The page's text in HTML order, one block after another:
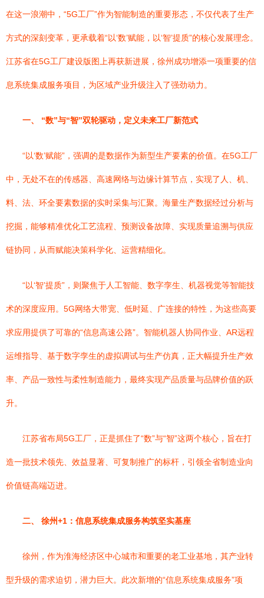
在这一浪潮中，“5G工厂”作为智能制造的重要形态，不仅代表了生产
方式的深刻变革，更承载着“以‘数’赋能，以‘智’提质”的核心发展理念。
江苏省在5G工厂建设版图上再获新进展，徐州成功增添一项重要的信
息系统集成服务项目，为区域产业升级注入了强劲动力。
一、 “数”与“智”双轮驱动，定义未来工厂新范式
“以‘数’赋能”，强调的是数据作为新型生产要素的价值。在5G工厂
中，无处不在的传感器、高速网络与边缘计算节点，实现了人、机、
料、法、环全要素数据的实时采集与汇聚。海量生产数据经过分析与
挖掘，能够精准优化工艺流程、预测设备故障、实现质量追溯与供应
链协同，从而赋能决策科学化、运营精细化。
“以‘智’提质”，则聚焦于人工智能、数字孪生、机器视觉等智能技
术的深度应用。5G网络大带宽、低时延、广连接的特性，为这些高要
求应用提供了可靠的“信息高速公路”。智能机器人协同作业、AR远程
运维指导、基于数字孪生的虚拟调试与生产仿真，正大幅提升生产效
率、产品一致性与柔性制造能力，最终实现产品质量与品牌价值的跃
升。
江苏省布局5G工厂，正是抓住了“数”与“智”这两个核心，旨在打
造一批技术领先、效益显著、可复制推广的标杆，引领全省制造业向
价值链高端迈进。
二、 徐州+1：信息系统集成服务构筑坚实基座
徐州，作为淮海经济区中心城市和重要的老工业基地，其产业转
型升级的需求迫切，潜力巨大。此次新增的“信息系统集成服务”项